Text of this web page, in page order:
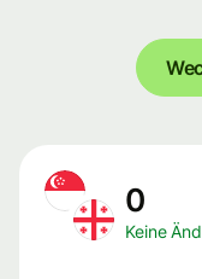
0
Keine